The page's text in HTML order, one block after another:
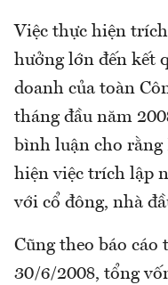
Việc thực hiện
hưởng lớn đến kết
doanh của toàn
tháng đầu năm
bình luận cho rằng
hiện việc trích lập
với cổ đông, nhà
Cũng theo báo cáo
30/6/2008, tổng